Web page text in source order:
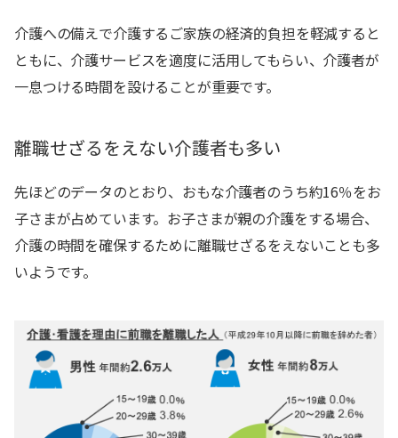
介護への備えで介護するご家族の経済的負担を軽減すると
ともに、介護サービスを適度に活用してもらい、介護者が
一息つける時間を設けることが重要です。
離職せざるをえない介護者も多い
先ほどのデータのとおり、おもな介護者のうち約16％をお
子さまが占めています。お子さまが親の介護をする場合、
介護の時間を確保するために離職せざるをえないことも多
いようです。